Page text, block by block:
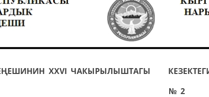
XXVI ЧАКЫРЫЛЫШТАГЫ
№ 2